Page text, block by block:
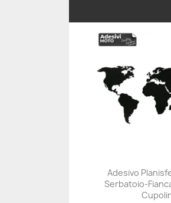
+23
Adesivo
Serbatoio-